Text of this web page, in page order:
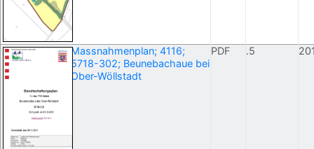
Massnahmenplan; 4116;
5718-302; Beunebachaue bei
Ober-Wöllstadt
PDF .5